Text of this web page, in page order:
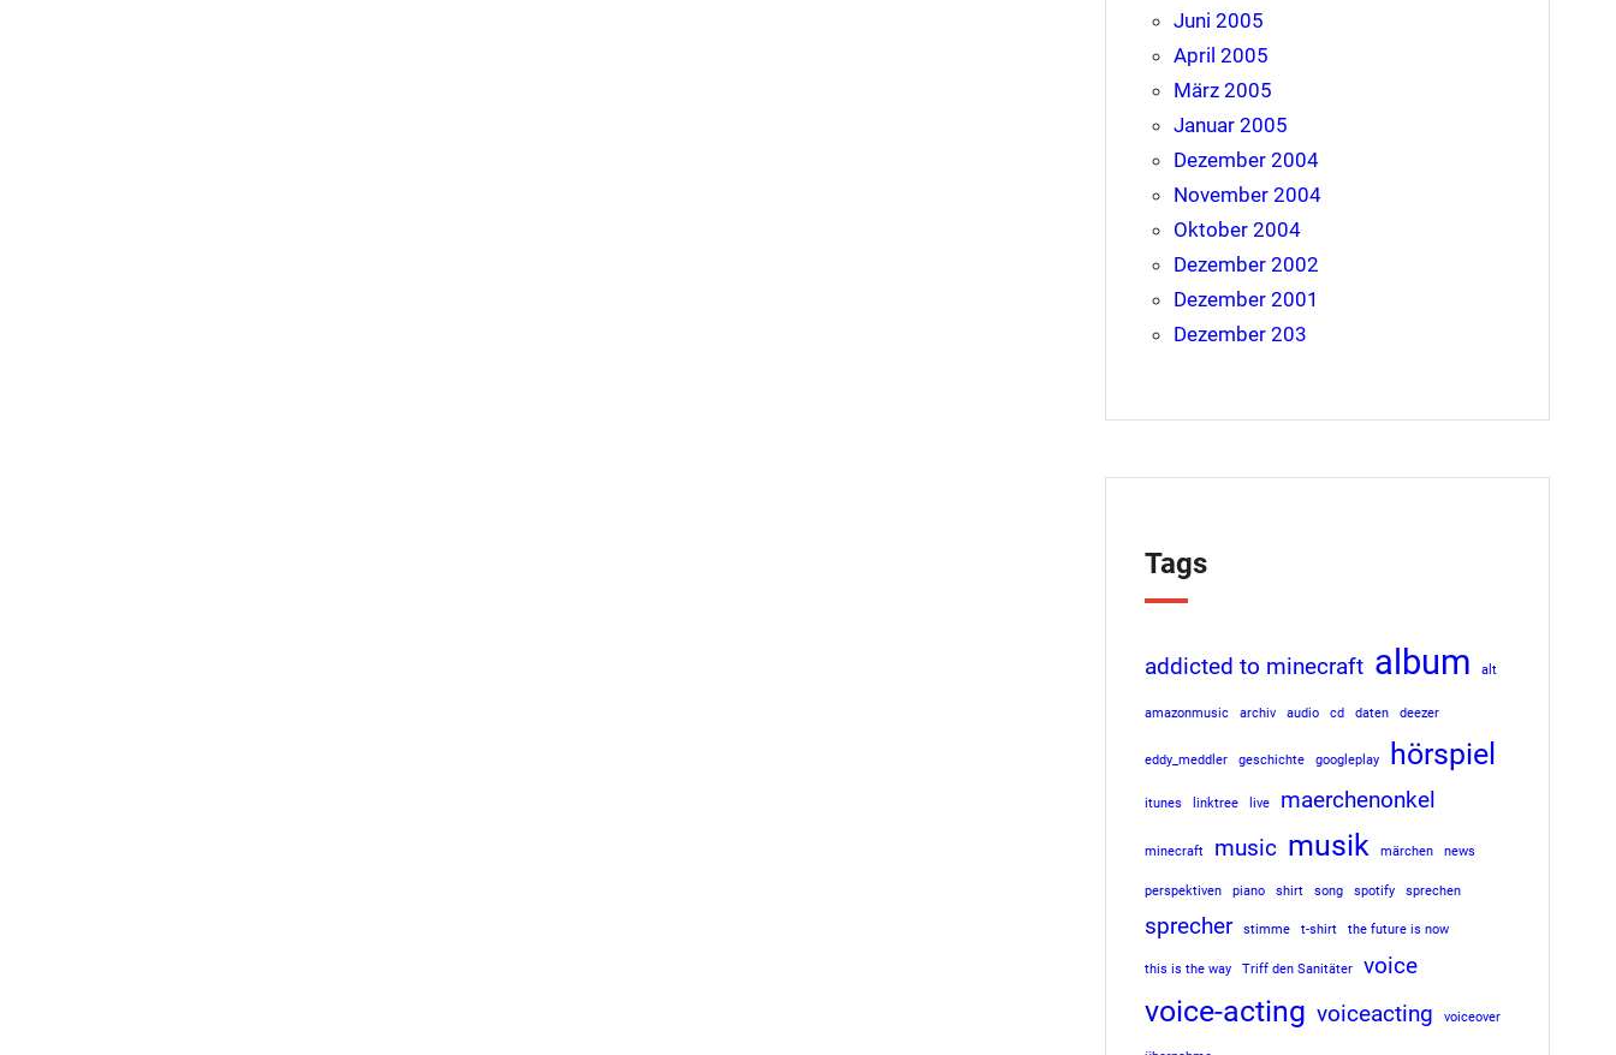
Juni 2005
April 2005
März 2005
Januar 2005
Dezember 2004
November 2004
Oktober 2004
Dezember 2002
Dezember 2001
Dezember 203
Tags
addicted to minecraft album alt
amazonmusic archiv audio cd daten deezer
eddy_meddler geschichte googleplay hörspiel
itunes linktree live maerchenonkel
minecraft music musik märchen news
perspektiven piano shirt song spotify sprechen
sprecher stimme t-shirt the future is now
this is the way Triff den Sanitäter voice
voice-acting voiceacting voiceover